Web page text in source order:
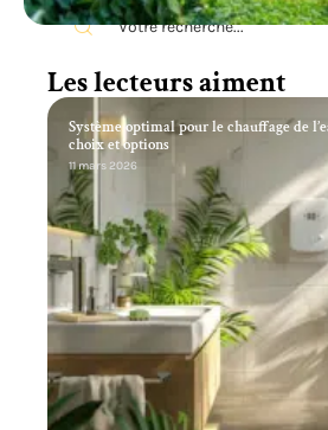
Les lecteurs aiment
Système optimal pour le chauffage de
choix et options
11 mars 2026